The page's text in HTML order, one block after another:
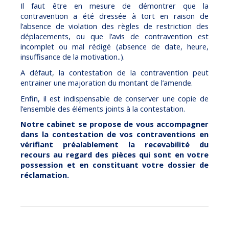
Il faut être en mesure de démontrer que la
contravention a été dressée à tort en raison de
l’absence de violation des règles de restriction des
déplacements, ou que l’avis de contravention est
incomplet ou mal rédigé (absence de date, heure,
insuffisance de la motivation..).
A défaut, la contestation de la contravention peut
entrainer une majoration du montant de l’amende.
Enfin, il est indispensable de conserver une copie de
l’ensemble des éléments joints à la contestation.
Notre cabinet se propose de vous accompagner
dans la contestation de vos contraventions en
vérifiant préalablement la recevabilité du
recours au regard des pièces qui sont en votre
possession et en constituant votre dossier de
réclamation.